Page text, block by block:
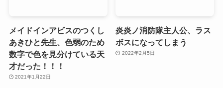
メイドインアビスのつくし
あきひと先生、色弱のため
数字で色を見分けている天
才だった！！！
2021年1月22日
炎炎ノ消防隊主人公、ラス
ボスになってしまう
2022年2月5日